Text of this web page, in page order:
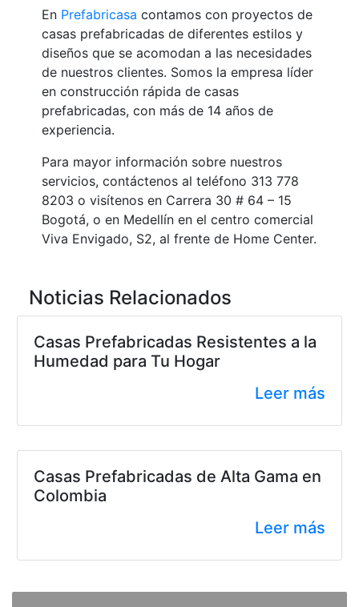
EnPrefabricasa contamos con proyectos de
casas prefabricadas de diferentes estilos y
diseños que se acomodan a las necesidades
de nuestros clientes. Somos la empresa líder
en construcción rápida de casas
prefabricadas, con más de 14 años de
experiencia.
Para mayor información sobre nuestros
servicios, contáctenos al teléfono 313 778
8203 o visítenos en Carrera 30 # 64 – 15
Bogotá, o en Medellín en el centro comercial
Viva Envigado, S2, al frente de Home Center.
Noticias Relacionados
Casas Prefabricadas Resistentes a la
Humedad para Tu Hogar
Leer más
Casas Prefabricadas de Alta Gama en
Colombia
Leer más